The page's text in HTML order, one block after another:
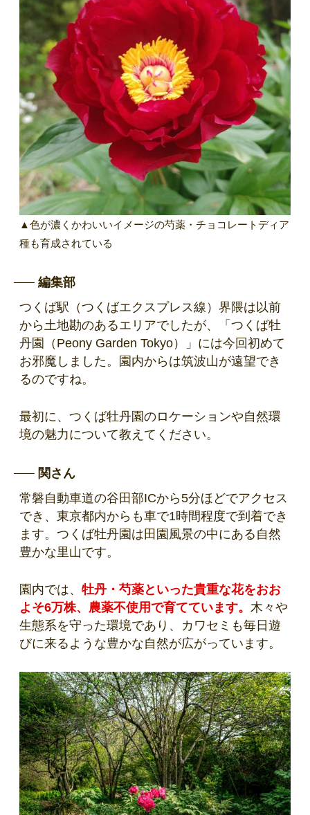
▲色が濃くかわいいイメージの芍薬・チョコレートディア
種も育成されている
編集部
つくば駅（つくばエクスプレス線）界隈は以前
から土地勘のあるエリアでしたが、「つくば牡
丹園（Peony Garden Tokyo）」には今回初めて
お邪魔しました。園内からは筑波山が遠望でき
るのですね。
最初に、つくば牡丹園のロケーションや自然環
境の魅力について教えてください。
関さん
常磐自動車道の谷田部ICから5分ほどでアクセス
でき、東京都内からも車で1時間程度で到着でき
ます。つくば牡丹園は田園風景の中にある自然
豊かな里山です。
園内では、 牡丹・芍薬といった貴重な花をおお
よそ6万株、農薬不使用で育てています。 木々や
生態系を守った環境であり、カワセミも毎日遊
びに来るような豊かな自然が広がっています。